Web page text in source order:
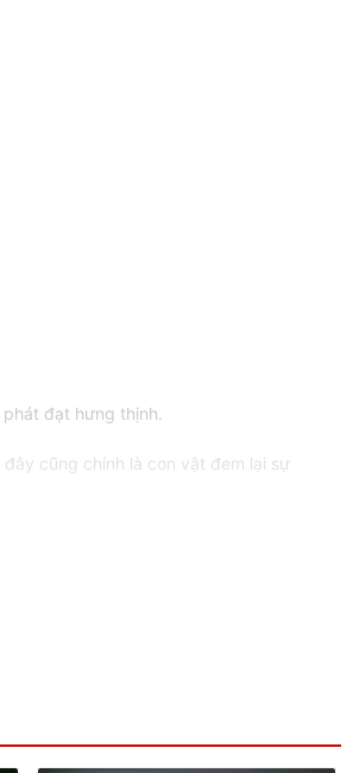
phát đạt hưng thịnh.
cũng chính là con vật đem lại sự
hữu ngựa phong thủy, nó sẽ giúp cho
việc, trong sự nghiệp.